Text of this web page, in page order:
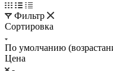
Фильтр
Сортировка
По умолчанию
Цена